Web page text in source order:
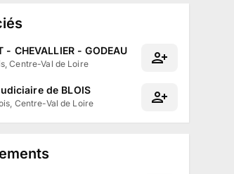
- CHEVALLIER - GODEAU
Centre-Val de Loire
de BLOIS
Centre-Val de Loire